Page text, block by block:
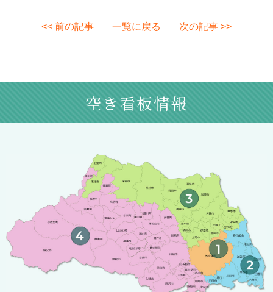
<< 前の記事 一覧に戻る 次の記事 >>
空き看板情報